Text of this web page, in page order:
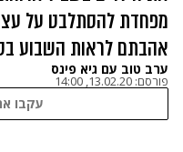
מפחדת להסתלבט על
אהבתם לראות השבוע
ערב טוב עם גיא פינס
פורסם: 13.02.20, 14:00
עקבו